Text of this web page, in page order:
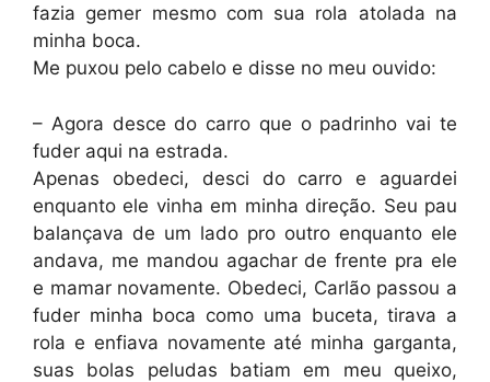
fazia gemer mesmo com sua rola atolada na
minha boca.
Me puxou pelo cabelo e disse no meu ouvido:
– Agora desce do carro que o padrinho vai te
fuder aqui na estrada.
Apenas obedeci, desci do carro e aguardei
enquanto ele vinha em minha direção. Seu pau
balançava de um lado pro outro enquanto ele
andava, me mandou agachar de frente pra ele
e mamar novamente. Obedeci, Carlão passou a
fuder minha boca como uma buceta, tirava a
rola e enfiava novamente até minha garganta,
suas bolas peludas batiam em meu queixo,